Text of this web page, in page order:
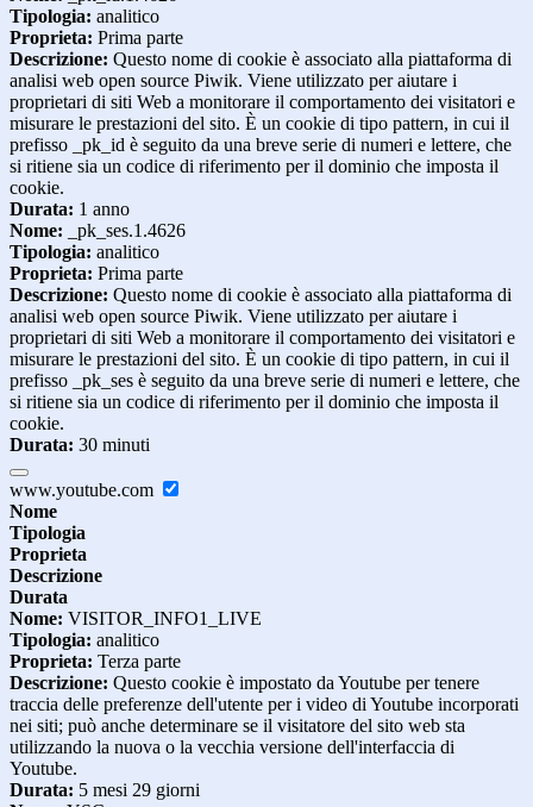
Tipologia: analitico
Proprieta: Prima parte
Descrizione: Questo nome di cookie è associato alla piattaforma di
analisi web open source Piwik. Viene utilizzato per aiutare i
proprietari di siti Web a monitorare il comportamento dei visitatori e
misurare le prestazioni del sito. È un cookie di tipo pattern, in cui il
prefisso _pk_id è seguito da una breve serie di numeri e lettere, che
si ritiene sia un codice di riferimento per il dominio che imposta il
cookie.
Durata: 1 anno
Nome: _pk_ses.1.4626
Tipologia: analitico
Proprieta: Prima parte
Descrizione: Questo nome di cookie è associato alla piattaforma di
analisi web open source Piwik. Viene utilizzato per aiutare i
proprietari di siti Web a monitorare il comportamento dei visitatori e
misurare le prestazioni del sito. È un cookie di tipo pattern, in cui il
prefisso _pk_ses è seguito da una breve serie di numeri e lettere, che
si ritiene sia un codice di riferimento per il dominio che imposta il
cookie.
Durata: 30 minuti
www.youtube.com
Nome
Tipologia
Proprieta
Descrizione
Durata
Nome: VISITOR_INFO1_LIVE
Tipologia: analitico
Proprieta: Terza parte
Descrizione: Questo cookie è impostato da Youtube per tenere
traccia delle preferenze dell'utente per i video di Youtube incorporati
nei siti; può anche determinare se il visitatore del sito web sta
utilizzando la nuova o la vecchia versione dell'interfaccia di
Youtube.
Durata: 5 mesi 29 giorni